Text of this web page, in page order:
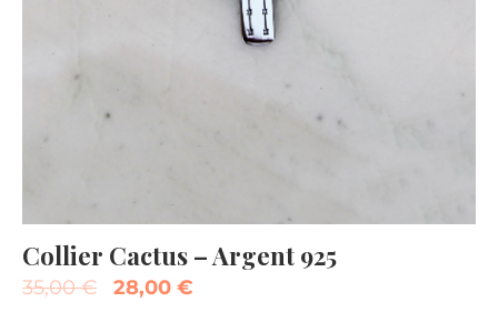
Collier Cactus – Argent 925
35,00€ 28,00 €